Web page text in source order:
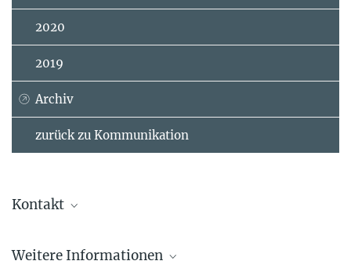
2020
2019
Archiv
zurück zu Kommunikation
Kontakt
Gruppenleiter
Weitere Informationen